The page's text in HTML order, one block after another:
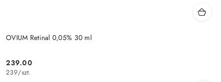
OVIUM Retinal 0,05% 30 ml
Cena:
239.00
239/szt.